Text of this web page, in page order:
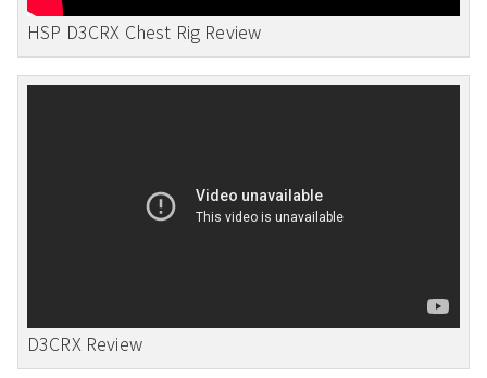
HSP D3CRX Chest Rig Review
D3CRX Review